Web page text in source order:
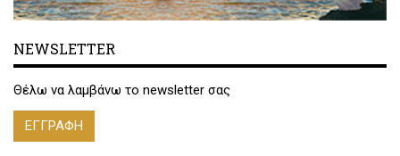
NEWSLETTER
Θέλω να λαμβάνω το newsletter σας
ΕΓΓΡΑΦΗ